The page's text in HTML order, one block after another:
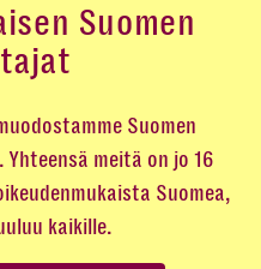
Suomen
Suomen
meitä on jo 16
Suomea,
kaikille.